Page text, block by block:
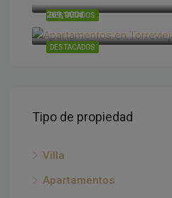
DESTACADOS
DESTACADOS
269,900€
Torrevieja, Alicante, España
Tipo de propiedad
Villa
Apartamentos